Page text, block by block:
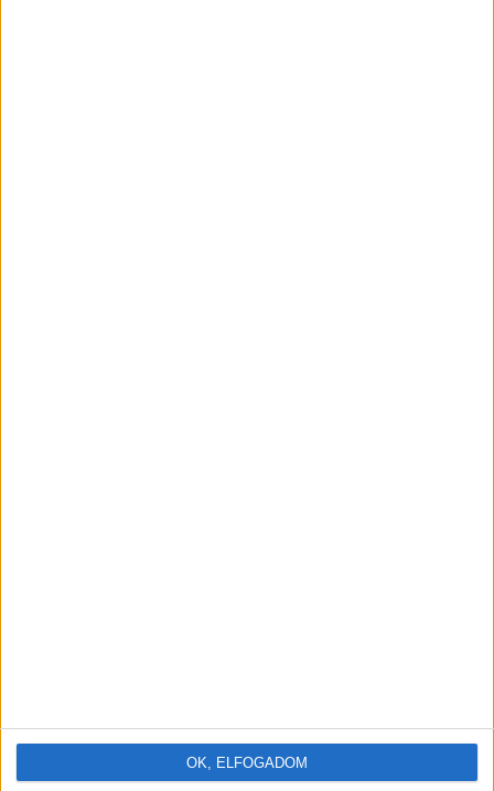
OK, ELFOGADOM